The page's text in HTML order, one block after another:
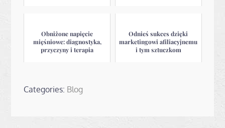
Obniżone napięcie
mięśniowe: diagnostyka,
przyczyny i terapia
Odnieś sukces dzięki
marketingowi afiliacyjnemu
i tym sztuczkom
Categories: Blog